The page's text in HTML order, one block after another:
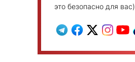
это безопасно для вас)